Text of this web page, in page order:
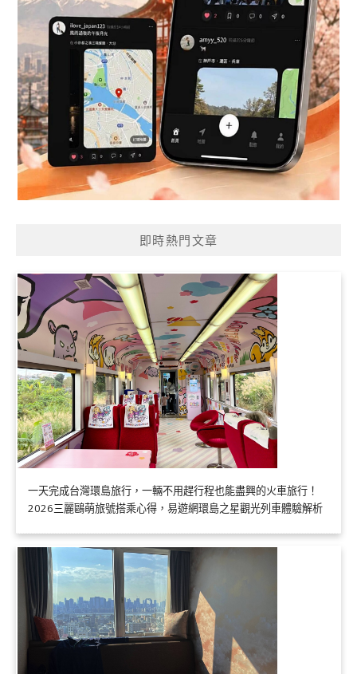
即時熱門文章
一天完成台灣環島旅行，一輛不用趕行程也能盡興的火車旅行！
2026三麗鷗萌旅號搭乘心得，易遊網環島之星觀光列車體驗解析